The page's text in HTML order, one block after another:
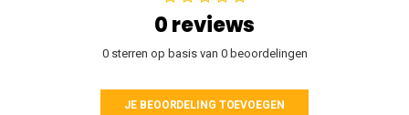
0 reviews
0 sterren op basis van 0 beoordelingen
JE BEOORDELING TOEVOEGEN